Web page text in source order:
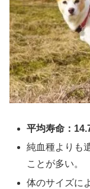
平均寿命：
純血種よりも
ことが多い。
体のサイズに